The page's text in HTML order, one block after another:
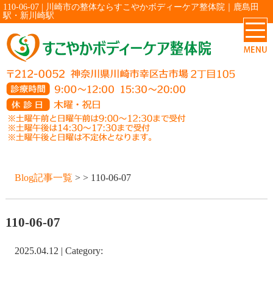
110-06-07 | 川崎市の整体ならすこやかボディーケア整体院｜鹿島田
駅・新川崎駅
Blog記事一覧 > > 110-06-07
110-06-07
2025.04.12 | Category: